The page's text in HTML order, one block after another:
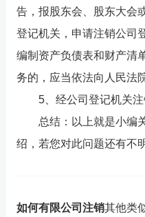
告，报股东会、股东大会
登记机关，申请注销公司
编制资产负债表和财产清
务的，应当依法向人民法
5、经公司登记机关
总结：以上就是小编
绍，若您对此问题还有不
如何有限公司注销其他类